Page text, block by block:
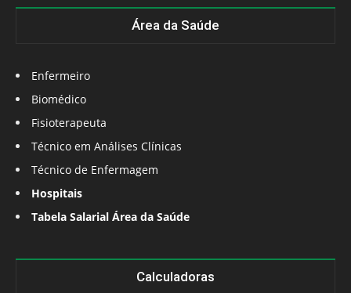
Área da Saúde
Enfermeiro
Biomédico
Fisioterapeuta
Técnico em Análises Clínicas
Técnico de Enfermagem
Hospitais
Tabela Salarial Área da Saúde
Calculadoras